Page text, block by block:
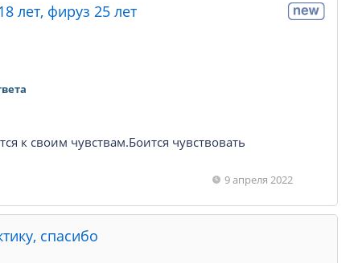
лет, фируз 25 лет
к своим чувствам.Боится чувствовать
9 апреля 2022
спасибо